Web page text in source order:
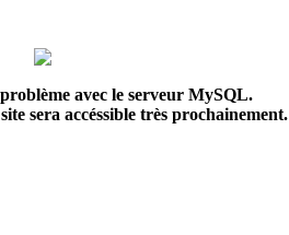
avec le serveur MySQL.
sera accéssible très prochainement.